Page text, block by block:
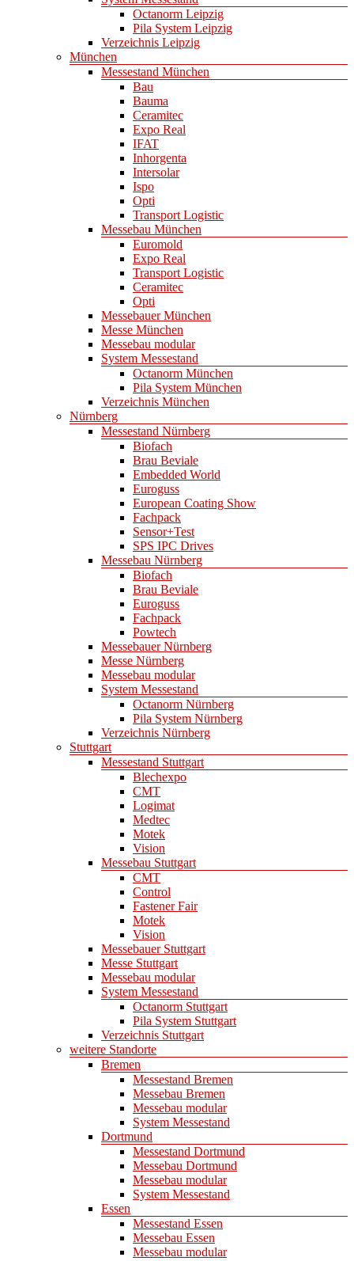
Octanorm Leipzig
Pila System Leipzig
Verzeichnis Leipzig
München
Messestand München
Bau
Bauma
Ceramitec
Expo Real
IFAT
Inhorgenta
Intersolar
Ispo
Opti
Transport Logistic
Messebau München
Euromold
Expo Real
Transport Logistic
Ceramitec
Opti
Messebauer München
Messe München
Messebau modular
System Messestand
Octanorm München
Pila System München
Verzeichnis München
Nürnberg
Messestand Nürnberg
Biofach
Brau Beviale
Embedded World
Euroguss
European Coating Show
Fachpack
Sensor+Test
SPS IPC Drives
Messebau Nürnberg
Biofach
Brau Beviale
Euroguss
Fachpack
Powtech
Messebauer Nürnberg
Messe Nürnberg
Messebau modular
System Messestand
Octanorm Nürnberg
Pila System Nürnberg
Verzeichnis Nürnberg
Stuttgart
Messestand Stuttgart
Blechexpo
CMT
Logimat
Medtec
Motek
Vision
Messebau Stuttgart
CMT
Control
Fastener Fair
Motek
Vision
Messebauer Stuttgart
Messe Stuttgart
Messebau modular
System Messestand
Octanorm Stuttgart
Pila System Stuttgart
Verzeichnis Stuttgart
weitere Standorte
Bremen
Messestand Bremen
Messebau Bremen
Messebau modular
System Messestand
Dortmund
Messestand Dortmund
Messebau Dortmund
Messebau modular
System Messestand
Essen
Messestand Essen
Messebau Essen
Messebau modular